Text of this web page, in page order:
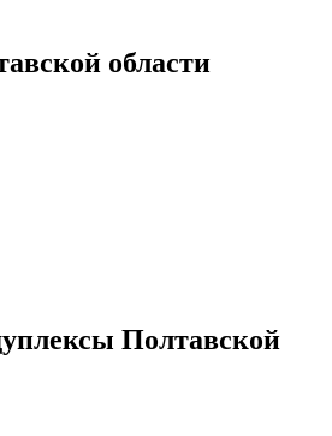
области
Полтавской